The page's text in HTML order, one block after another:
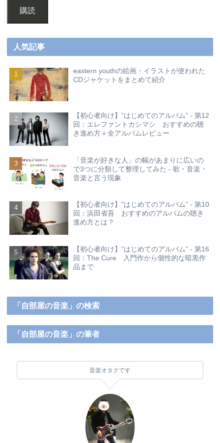
購読
人気記事
eastern youthの絵画・イラストが使われた
CDジャケットをまとめて紹介
【初心者向け】”はじめてのアルバム” - 第12
回：エレファントカシマシ おすすめの聴
き進め方＋全アルバムレビュー
「音楽が好きな人」の幅があまりに広いの
で3つに分類して整理してみた - 歌・音楽・
音楽と言う現象
【初心者向け】”はじめてのアルバム” - 第10
回：浜田省吾 おすすめのアルバムの聴き
進め方とは？
【初心者向け】”はじめてのアルバム” - 第16
回：The Cure 入門作から個性的な暗黒作
品まで
「自部屋の音楽」の検索
「自部屋の音楽」の筆者
音楽オタクです